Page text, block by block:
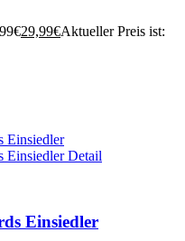
29,99€Aktueller Preis ist:
Einsiedler